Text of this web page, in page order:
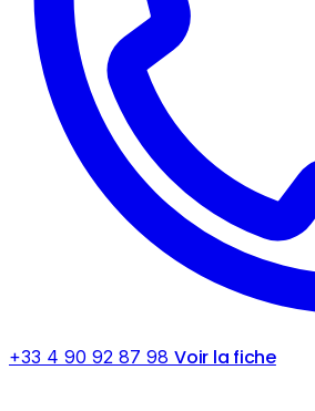
+33 4 90 92 87 98 Voir la fiche